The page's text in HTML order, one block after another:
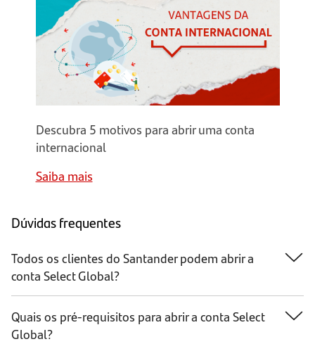
abrir
conta
internacional
Descubra 5 motivos para abrir uma conta
internacional
Saiba mais
Dúvidas frequentes
Todos os clientes do Santander podem abrir a
conta Select Global?
clientes correntistas dos segmentos: Especial,
Select e Private.
Quais os pré-requisitos para abrir a conta Select
Global?